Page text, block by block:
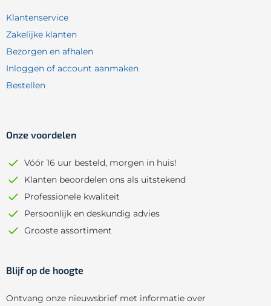
Klantenservice
Zakelijke klanten
Bezorgen en afhalen
Inloggen of account aanmaken
Bestellen
Onze voordelen
Vóór 16 uur besteld, morgen in huis!
Klanten beoordelen ons als uitstekend
Professionele kwaliteit
Persoonlijk en deskundig advies
Grooste assortiment
Blijf op de hoogte
Ontvang onze nieuwsbrief met informatie over